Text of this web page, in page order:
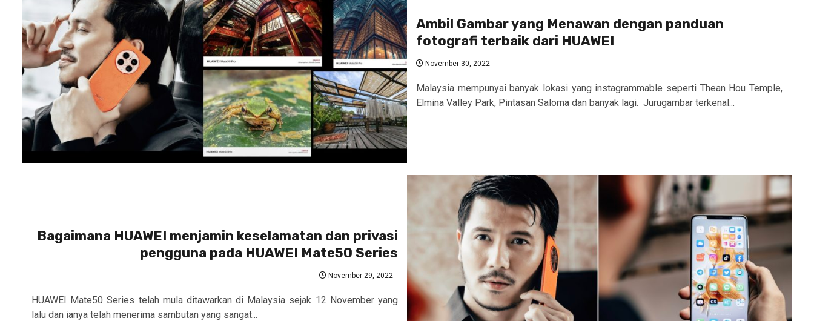
Ambil Gambar yang Menawan dengan panduan
fotografi terbaik dari HUAWEI
November 30, 2022
Malaysia mempunyai banyak lokasi yang instagrammable seperti Thean Hou Temple,
Elmina Valley Park, Pintasan Saloma dan banyak lagi. Jurugambar terkenal...
Bagaimana HUAWEI menjamin keselamatan dan privasi
pengguna pada HUAWEI Mate50 Series
November 29, 2022
HUAWEI Mate50 Series telah mula ditawarkan di Malaysia sejak 12 November yang
lalu dan ianya telah menerima sambutan yang sangat...